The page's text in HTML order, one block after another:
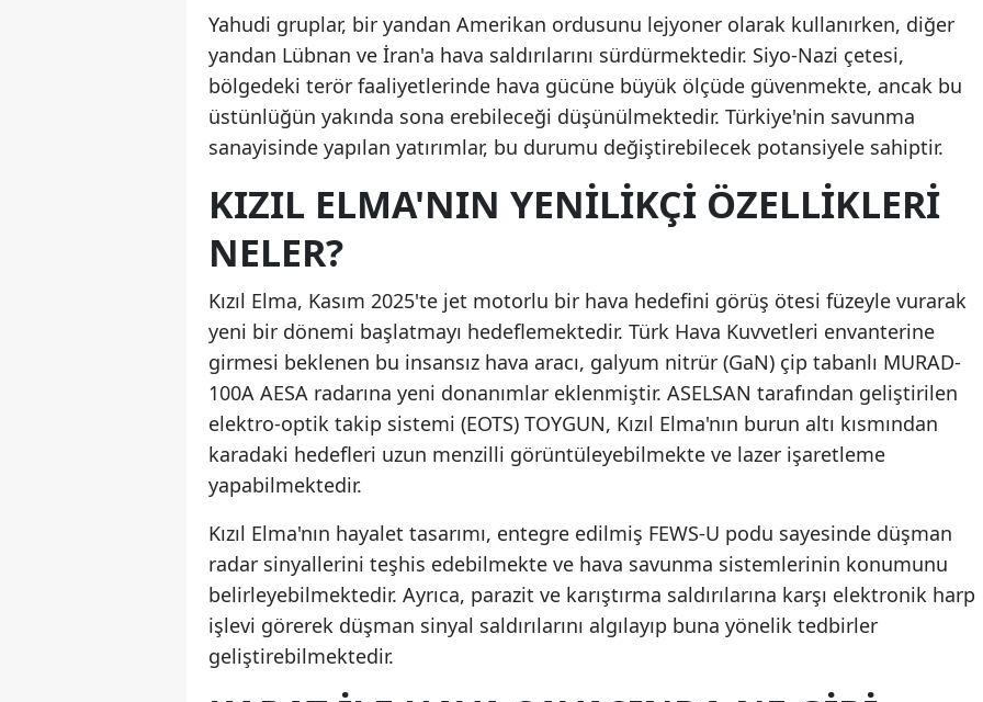
Hakkari
Hatay
Isparta
Mersin
İstanbul
Kars
Kastamonu
Kayseri
Kırklareli
Kocaeli
Konya
Kütahya
Yahudi gruplar, bir yandan Amerikan ordusunu lejyoner olarak kullanırken, diğer
yandan Lübnan ve İran'a hava saldırılarını sürdürmektedir. Siyo-Nazi çetesi,
bölgedeki terör faaliyetlerinde hava gücüne büyük ölçüde güvenmekte, ancak bu
üstünlüğün yakında sona erebileceği düşünülmektedir. Türkiye'nin savunma
sanayisinde yapılan yatırımlar, bu durumu değiştirebilecek potansiyele sahiptir.
KIZIL ELMA'NIN YENILIKÇI ÖZELLIKLERI
NELER?
Kızıl Elma, Kasım 2025'te jet motorlu bir hava hedefini görüş ötesi füzeyle vurarak
yeni bir dönemi başlatmayı hedeflemektedir. Türk Hava Kuvvetleri envanterine
girmesi beklenen bu insansız hava aracı, galyum nitrür (GaN) çip tabanlı MURAD-
100A AESA radarına yeni donanımlar eklenmiştir. ASELSAN tarafından geliştirilen
elektro-optik takip sistemi (EOTS) TOYGUN, Kızıl Elma'nın burun altı kısmından
karadaki hedefleri uzun menzilli görüntüleyebilmekte ve lazer işaretleme
yapabilmektedir.
Kızıl Elma'nın hayalet tasarımı, entegre edilmiş FEWS-U podu sayesinde düşman
radar sinyallerini teşhis edebilmekte ve hava savunma sistemlerinin konumunu
belirleyebilmektedir. Ayrıca, parazit ve karıştırma saldırılarına karşı elektronik harp
işlevi görerek düşman sinyal saldırılarını algılayıp buna yönelik tedbirler
geliştirebilmektedir.